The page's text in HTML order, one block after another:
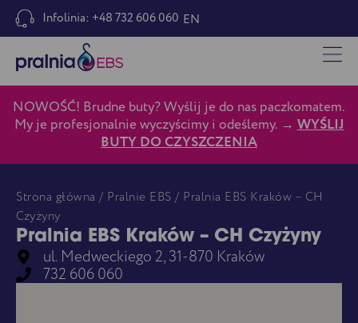
Infolinia: +48 732 606 060 EN
NOWOŚĆ! Brudne buty? Wyślij je do nas paczkomatem.
My je profesjonalnie wyczyścimy i odeślemy. →WYŚLIJ
BUTY DO CZYSZCZENIA
Strona główna / Pralnie EBS / Pralnia EBS Kraków – CH
Czyżyny
Pralnia EBS Kraków – CH Czyżyny
ul. Medweckiego 2, 31-870 Kraków
732 606 060